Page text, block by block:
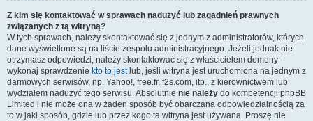
Z kim się kontaktować w sprawach nadużyć lub zagadnień prawnych
związanych z tą witryną?
W tych sprawach, należy skontaktować się z jednym z administratorów, których
dane wyświetlone są na liście zespołu administracyjnego. Jeżeli jednak nie
otrzymasz odpowiedzi, należy skontaktować się z właścicielem domeny –
wykonaj sprawdzenie kto to jestlub, jeśli witryna jest uruchomiona na jednym z
darmowych serwisów, np. Yahoo!, free.fr, f2s.com, itp., z kierownictwem lub
wydziałem nadużyć tego serwisu. Absolutnie nie należy do kompetencji phpBB
Limited i nie może ona w żaden sposób być obarczana odpowiedzialnością za
to w jaki sposób, gdzie lub przez kogo ta witryna jest używana. Proszę nie